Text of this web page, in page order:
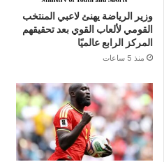
وزير الرياضة يهنئ لاعبي المنتخب
القومي لألعاب القوي بعد تحقيقهم
المركز الرابع عالميًا
منذ 5 ساعات